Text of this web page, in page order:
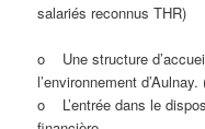
salariés reconnus THR)
o Une structure
l’environnement
o L’entrée dans le